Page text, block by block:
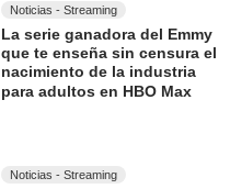
Noticias - Streaming
La serie ganadora del Emmy
que te enseña sin censura el
nacimiento de la industria
para adultos en HBO Max
Noticias - Streaming